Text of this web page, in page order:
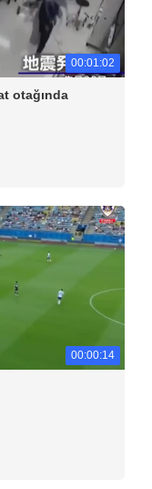
00:01:02
otağında
00:00:14